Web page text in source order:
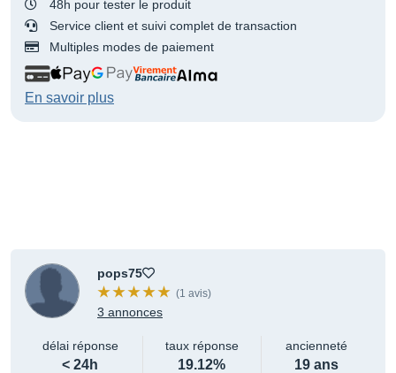
48h pour tester le produit
Service client et suivi complet de transaction
Multiples modes de paiement
En savoir plus
pops75
(1 avis)
3 annonces
délai réponse
< 24h
taux réponse
19.12%
ancienneté
19 ans